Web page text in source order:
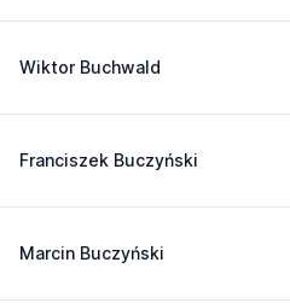
Wiktor Buchwald
Franciszek Buczyński
Marcin Buczyński